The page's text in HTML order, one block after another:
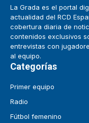
La Grada es el portal
actualidad del RCD
cobertura diaria de
contenidos exclusivos
entrevistas con
al equipo.
Categorías
Primer equipo
Radio
Fútbol femenino